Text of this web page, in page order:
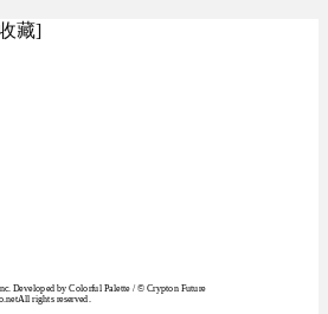
藏]
Developed by Colorful Palette / © Crypton Future
rights reserved.